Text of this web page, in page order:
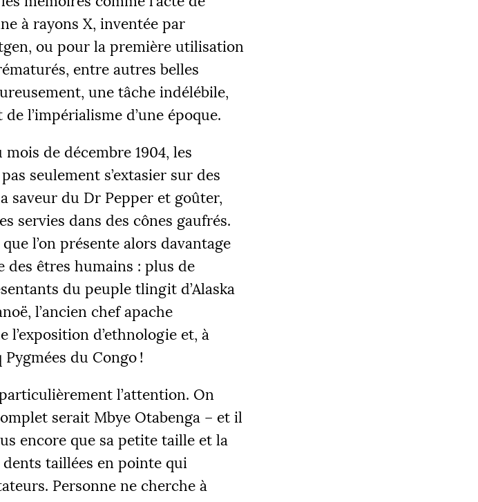
à rayons X, inventée par
ou pour la première utilisation
entre autres belles
une tâche indélébile,
l’impérialisme d’une époque.
de décembre 1904, les
seulement s’extasier sur des
saveur du Dr Pepper et goûter,
servies dans des cônes gaufrés.
l’on présente alors davantage
des êtres humains : plus de
du peuple tlingit d’Alaska
l’ancien chef apache
d’ethnologie et, à
du Congo!
l’attention. On
serait Mbye Otabenga – et il
encore que sa petite taille et la
taillées en pointe qui
Personne ne cherche à
OBJECTIF
20 000 €
€ 15000 €
FAIRE UN DON